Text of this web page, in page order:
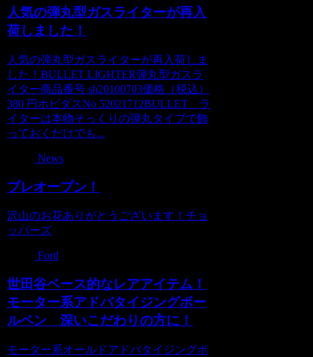
人気の弾丸型ガスライターが再入
荷しました！
人気の弾丸型ガスライターが再入荷しま
した！BULLET LIGHTER弾丸型ガスラ
イター商品番号 sh20100703価格（税込）
380 円ホビダスNo 52021712BULLET ラ
イターは本物そっくりの弾丸タイプで飾
っておくだけでも...
News
プレオープン！
沢山のお花ありがとうございます！チョ
ッパーズ
Ford
世田谷ベース的なレアアイテム！
モーター系アドバタイジングボー
ルペン 深いこだわりの方に！
モーター系オールドアドバタイジングボ